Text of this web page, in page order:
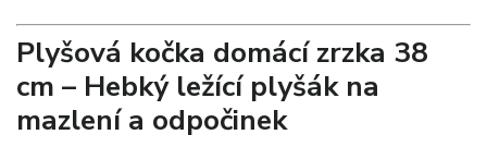
Plyšová kočka domácí zrzka 38
cm – Hebký ležící plyšák na
mazlení a odpočinek